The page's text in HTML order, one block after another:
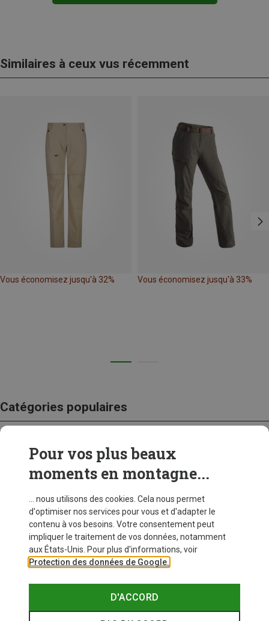
Similaires à ceux vus récemment
Vous économisez jusqu'à 32% Vous économisez jusqu'à 33%
Catégories populaires
CRAMPONS
Pour vos plus beaux
moments en montagne...
... nous utilisons des cookies. Cela nous permet
d'optimiser nos services pour vous et d'adapter le
contenu à vos besoins. Votre consentement peut
impliquer le traitement de vos données, notamment
aux États-Unis. Pour plus d'informations, voir
Protection des données de Google.
D'ACCORD